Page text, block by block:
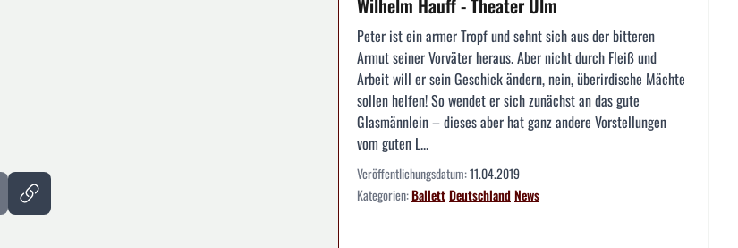
Peter ist ein armer Tropf und sehnt sich aus der bitteren
Armut seiner Vorväter heraus. Aber nicht durch Fleiß und
Arbeit will er sein Geschick ändern, nein, überirdische Mächte
sollen helfen! So wendet er sich zunächst an das gute
Glasmännlein – dieses aber hat ganz andere Vorstellungen
vom guten L...
Veröffentlichungsdatum:11.04.2019
Kategorien:BallettDeutschlandNews